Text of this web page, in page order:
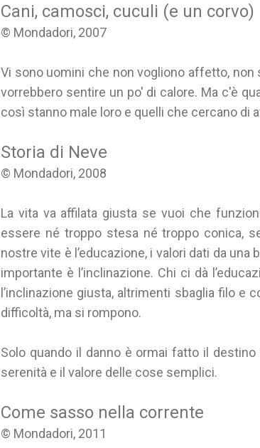
Cani, camosci, cuculi (e un corvo)
© Mondadori, 2007
Vi sono uomini che non vogliono affetto,
vorrebbero sentire un po' di calore. Ma c'è
così stanno male loro e quelli che cercano di
Storia di Neve
© Mondadori, 2008
La vita va affilata giusta se vuoi che
essere né troppo stesa né troppo conica,
nostre vite è l’educazione, i valori dati da
importante è l’inclinazione. Chi ci dà
l’inclinazione giusta, altrimenti sbaglia filo e
difficoltà, ma si rompono.
Solo quando il danno è ormai fatto il
serenità e il valore delle cose semplici.
Come sasso nella corrente
© Mondadori, 2011